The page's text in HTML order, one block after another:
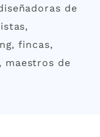
de
fincas,
maestros de